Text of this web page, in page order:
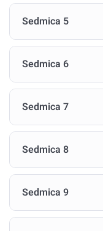
Ovo putovanje, iako
nagrade i
Pa krenimo.
Dobro došli
Sedmica 5
Sedmica 6
Sedmica 7
Sedmica 8
Sedmica 9